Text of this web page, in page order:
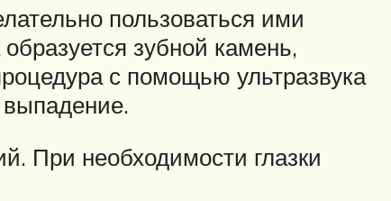
пользоваться ими
зубной камень,
с помощью ультразвука
При необходимости глазки